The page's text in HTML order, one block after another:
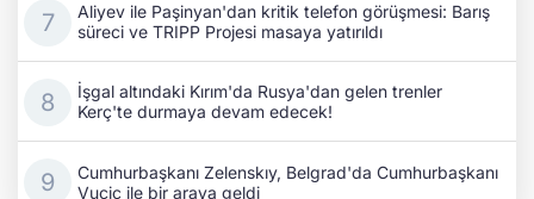
Aliyev ile Paşinyan'dan kritik telefon görüşmesi: Barış
süreci ve TRIPP Projesi masaya yatırıldı
İşgal altındaki Kırım'da Rusya'dan gelen trenler
Kerç'te durmaya devam edecek!
Cumhurbaşkanı Zelenskıy, Belgrad'da Cumhurbaşkanı
Vuçiç ile bir araya geldi